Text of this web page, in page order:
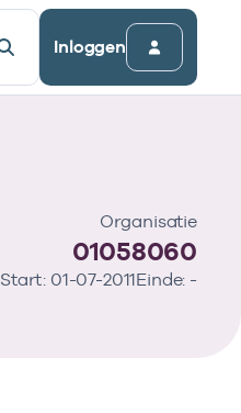
Inloggen
Organisatie
01058060
Start: 01-07-2011Einde: -